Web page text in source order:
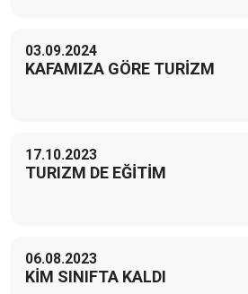
03.09.2024
KAFAMIZA GÖRE TURİZM
17.10.2023
TURIZM DE EĞİTİM
06.08.2023
KİM SINIFTA KALDI